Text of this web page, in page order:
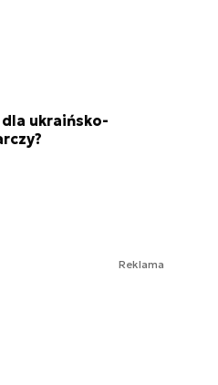
ukraińsko-
Reklama